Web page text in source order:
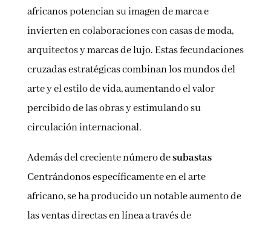
africanos potencian su imagen de marca e
invierten en colaboraciones con casas de moda,
arquitectos y marcas de lujo. Estas fecundaciones
cruzadas estratégicas combinan los mundos del
arte y el estilo de vida, aumentando el valor
percibido de las obras y estimulando su
circulación internacional.
Además del creciente número desubastas
Centrándonos específicamente en el arte
africano, se ha producido un notable aumento de
las ventas directas en línea a través de